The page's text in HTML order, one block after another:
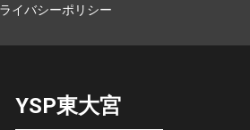
イバシーポリシー
YSP東大宮